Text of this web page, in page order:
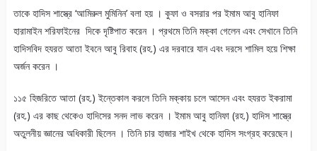
তাকে হাদিস শাস্ত্রে ‘আমিরুল মুমিনিন’ বলা হয় । কুফা ও বসরার পর ইমাম আবু হানিফা
হারামাইন শরিফাইনের দিকে দৃষ্টিপাত করেন । প্রথমে তিনি মক্কা গেলেন এবং সেখানে তিনি
হাদিসবিদ হযরত আতা ইবনে আবু রিবাহ (রহ.) এর দরবারে যান এবং দরসে শামিল হয়ে শিক্ষা
অর্জন করেন ।
১১৫ হিজরিতে আতা (রহ.) ইন্তেকাল করলে তিনি মক্কায় চলে আসেন এবং হযরত ইকরামা
(রহ.) এর কাছ থেকেও হাদিসের সনদ লাভ করেন । ইমাম আবু হানিফা (রহ.) হাদিস শাস্ত্রে
অতুলনীয় জ্ঞানের অধিকারী ছিলেন । তিনি চার হাজার শাইখ থেকে হাদিস সংগ্রহ করেছেন।